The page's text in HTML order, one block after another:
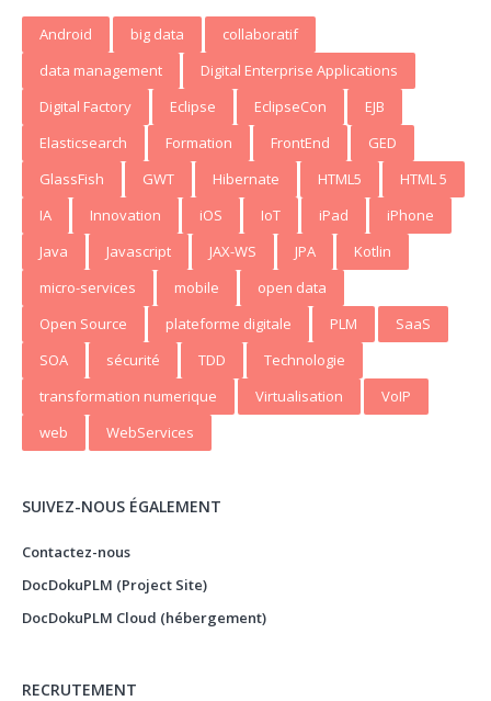
Android big data
collaboratif
data management
Digital Enterprise Applications
Digital Factory
Eclipse EclipseCon
EJB
Elasticsearch
Formation FrontEnd
GED
GlassFish
GWT Hibernate HTML5
HTML 5
IA
Innovation iOS IoT iPad
iPhone
Java
Javascript JAX-WS JPA
Kotlin
micro-services
mobile
open data
Open Source
plateforme digitale PLM
SaaS
SOA
sécurité TDD
Technologie
transformation numerique
Virtualisation
VoIP
web
WebServices
SUIVEZ-NOUS ÉGALEMENT
Contactez-nous
DocDokuPLM (Project Site)
DocDokuPLM Cloud (hébergement)
RECRUTEMENT